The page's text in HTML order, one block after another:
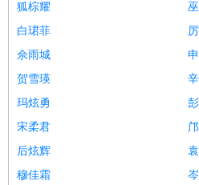
狐棕耀
白珺菲
佘雨城
贺雪瑛
玛炫勇
宋柔君
后炫辉
穆佳霜